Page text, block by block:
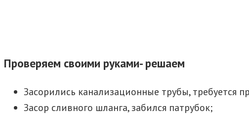
Проверяем своими руками- решаем
Засорились канализационные трубы, требуется
Засор сливного шланга, забился патрубок;